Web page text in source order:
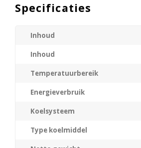
Specificaties
Inhoud
Inhoud
Temperatuurbereik
Energieverbruik
Koelsysteem
Type koelmiddel